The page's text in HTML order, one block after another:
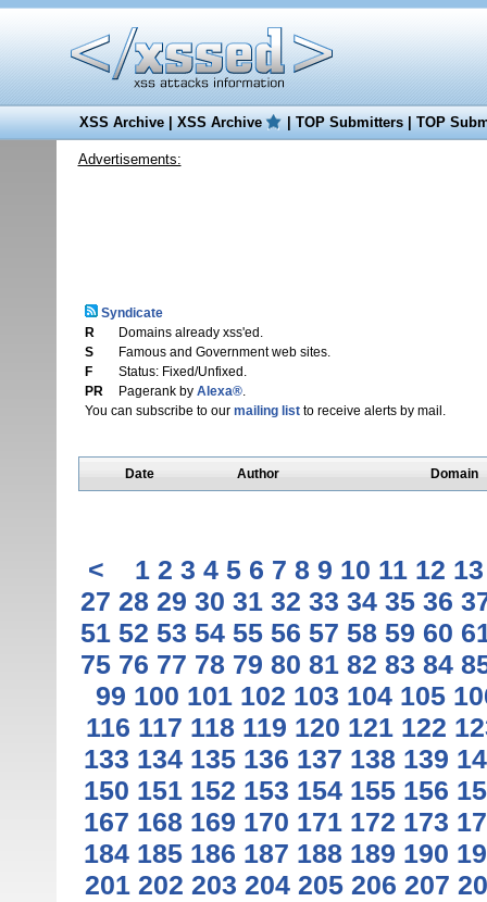
XSS Archive|XSS Archive |TOP Submitters|TOP
Advertisements:
Syndicate
R
Domains already xss'ed.
S
Famous and Government web sites.
F
Status: Fixed/Unfixed.
PR
Pagerank by Alexa®.
You can subscribe to our mailing listto receive alerts by mail.
Date Author Domain
< 1 2 3 4 5 6 7 8 9 10 11 12 13
27 28 29 30 31 32 33 34 35 36
51 52 53 54 55 56 57 58 59 60
75 76 77 78 79 80 81 82 83 84
99 100 101 102 103 104 105
116 117 118 119 120 121 122
133 134 135 136 137 138 139
150 151 152 153 154 155 156
167 168 169 170 171 172 173
184 185 186 187 188 189 190
201 202 203 204 205 206 207